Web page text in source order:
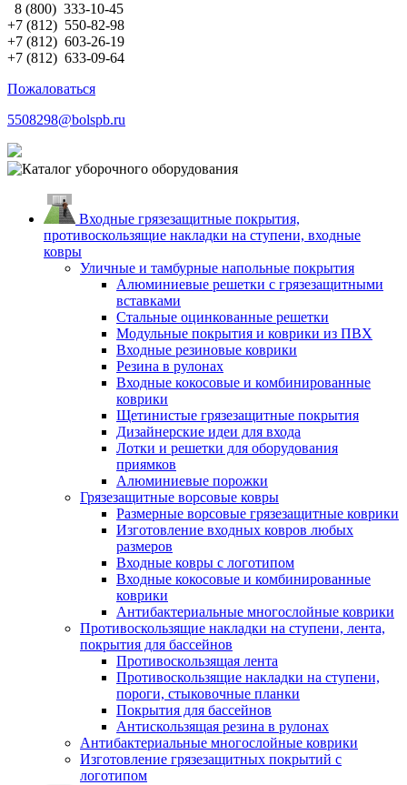
8 (800) 333-10-45
+7 (812) 550-82-98
+7 (812) 603-26-19
+7 (812) 633-09-64
Пожаловаться
5508298@bolspb.ru
Входные грязезащитные покрытия,
противоскользящие накладки на ступени, входные
ковры
Уличные и тамбурные напольные покрытия
Алюминиевые решетки с грязезащитными
вставками
Стальные оцинкованные решетки
Модульные покрытия и коврики из ПВХ
Входные резиновые коврики
Резина в рулонах
Входные кокосовые и комбинированные
коврики
Щетинистые грязезащитные покрытия
Дизайнерские идеи для входа
Лотки и решетки для оборудования
приямков
Алюминиевые порожки
Грязезащитные ворсовые ковры
Размерные ворсовые грязезащитные коврики
Изготовление входных ковров любых
размеров
Входные ковры с логотипом
Входные кокосовые и комбинированные
коврики
Антибактериальные многослойные коврики
Противоскользящие накладки на ступени, лента,
покрытия для бассейнов
Противоскользящая лента
Противоскользящие накладки на ступени,
пороги, стыковочные планки
Покрытия для бассейнов
Антискользящая резина в рулонах
Антибактериальные многослойные коврики
Изготовление грязезащитных покрытий с
логотипом